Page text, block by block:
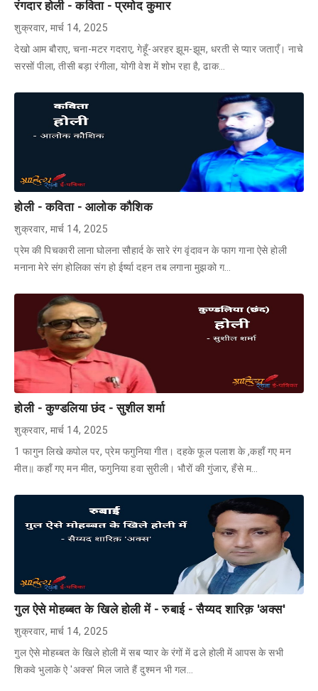
रंगदार होली - कविता - प्रमोद कुमार
शुक्रवार, मार्च 14, 2025
देखो आम बौराए, चना-मटर गदराए, गेहूँ-अरहर झूम-झूम, धरती से प्यार जताएँ। नाचे
सरसों पीला, तीसी बड़ा रंगीला, योगी वेश में शोभ रहा है, ढाक…
होली - कविता - आलोक कौशिक
शुक्रवार, मार्च 14, 2025
प्रेम की पिचकारी लाना घोलना सौहार्द के सारे रंग वृंदावन के फाग गाना ऐसे होली
मनाना मेरे संग होलिका संग हो ईर्ष्या दहन तब लगाना मुझको ग…
होली - कुण्डलिया छंद - सुशील शर्मा
शुक्रवार, मार्च 14, 2025
1 फागुन लिखे कपोल पर, प्रेम फगुनिया गीत। दहके फूल पलाश के ,कहाँ गए मन
मीत॥ कहाँ गए मन मीत, फगुनिया हवा सुरीली। भौरों की गुंजार, हँसे म…
गुल ऐसे मोहब्बत के खिले होली में - रुबाई - सैय्यद शारिक़ 'अक्स'
शुक्रवार, मार्च 14, 2025
गुल ऐसे मोहब्बत के खिले होली में सब प्यार के रंगों में ढले होली में आपस के सभी
शिकवे भुलाके ऐ 'अक्स' मिल जाते हैं दुश्मन भी गल…